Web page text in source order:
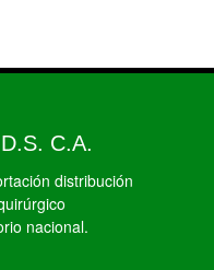
C.A.
distribución
nacional.